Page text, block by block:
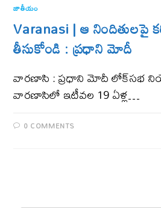
జాతీయం
Varanasi | ఆ నిందితులపై
తీసుకోండి : ప్రధాని మోదీ
వార‌ణాసి : ప్ర‌ధాని మోదీ లోక్‌స‌భ
వారణాసిలో ఇటీవ‌ల 19 ఏళ్ల…
0 COMMENTS